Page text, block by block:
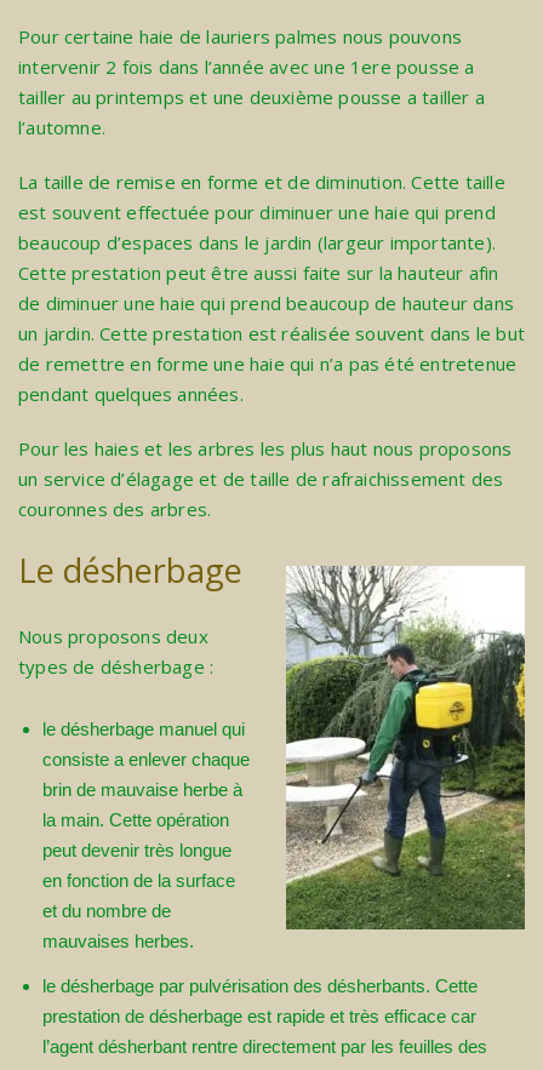
Pour certaine haie de lauriers palmes nous pouvons
intervenir 2 fois dans l’année avec une 1ere pousse a
tailler au printemps et une deuxième pousse a tailler a
l’automne.
La taille de remise en forme et de diminution. Cette taille
est souvent effectuée pour diminuer une haie qui prend
beaucoup d’espaces dans le jardin (largeur importante).
Cette prestation peut être aussi faite sur la hauteur afin
de diminuer une haie qui prend beaucoup de hauteur dans
un jardin. Cette prestation est réalisée souvent dans le but
de remettre en forme une haie qui n’a pas été entretenue
pendant quelques années.
Pour les haies et les arbres les plus haut nous proposons
un service d’élagage et de taille de rafraichissement des
couronnes des arbres.
Le désherbage
Nous proposons deux
types de désherbage :
le désherbage manuel qui
consiste a enlever chaque
brin de mauvaise herbe à
la main. Cette opération
peut devenir très longue
en fonction de la surface
et du nombre de
mauvaises herbes.
le désherbage par pulvérisation des désherbants. Cette
prestation de désherbage est rapide et très efficace car
l’agent désherbant rentre directement par les feuilles des